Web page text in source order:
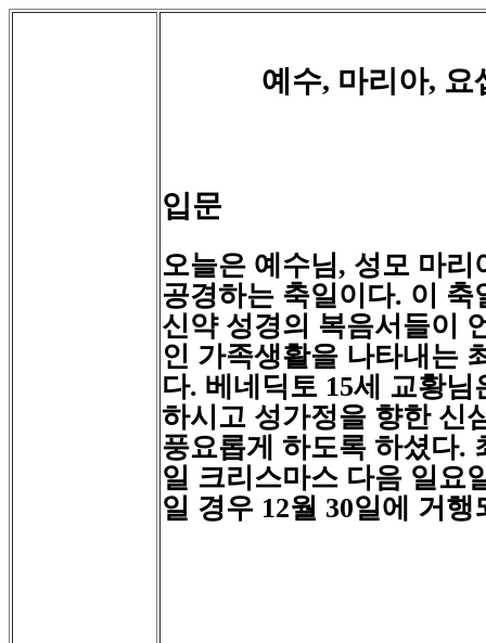
예수, 마리아, 요
입문
오늘은 예수님, 성모 마리
공경하는 축일이다. 이 축
신약 성경의 복음서들이
인 가족생활을 나타내는
다. 베네딕토 15세 교황님
하시고 성가정을 향한 신
풍요롭게 하도록 하셨다.
일 크리스마스 다음 일요
일 경우 12월 30일에 거행